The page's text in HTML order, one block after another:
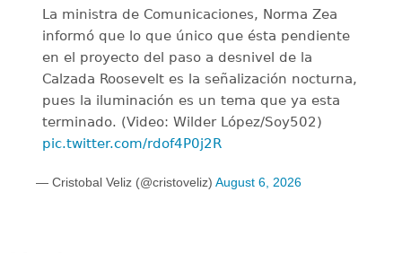
La ministra de Comunicaciones, Norma Zea
informó que lo que único que ésta pendiente
en el proyecto del paso a desnivel de la
Calzada Roosevelt es la señalización nocturna,
pues la iluminación es un tema que ya esta
terminado. (Video: Wilder López/Soy502)
pic.twitter.com/rdof4P0j2R
— Cristobal Veliz (@cristoveliz) August 6, 2026